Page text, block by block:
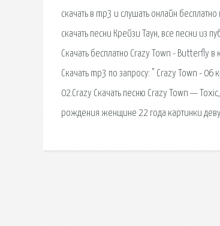
скачать в mp3 и слушать онлайн
скачать песни Крейзи Таун, все песни из
Скачать бесплатно Crazy Town - Butterfly
Скачать mp3 по запросу: " Crazy Town -
02.Crazy Скачать песню Crazy Town —
рождения женщине 22 года картинки